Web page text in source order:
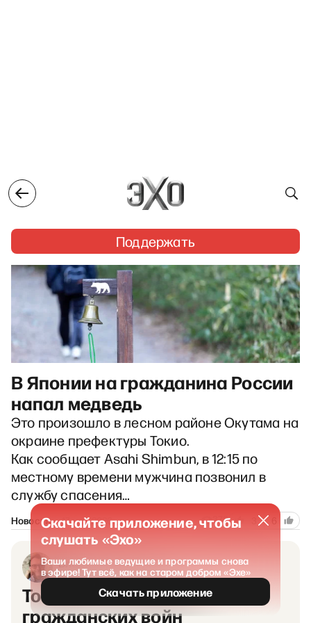
Поддержать
В Японии на гражданина России
напал медведь
Это произошло в лесном районе Окутама на
окраине префектуры Токио.
Как сообщает Asahi Shimbun, в 12:15 по
местному времени мужчина позвонил в
службу спасения…
Новости 17 мая 2026 378
Владимир Пастухов
политолог
Топливо для будущих
гражданских войн
Скачайте приложение, чтобы
слушать «Эхо»
Ваши любимые ведущие и программы снова
в эфире! Тут всё, как на старом добром «Эхе»
Скачать приложение